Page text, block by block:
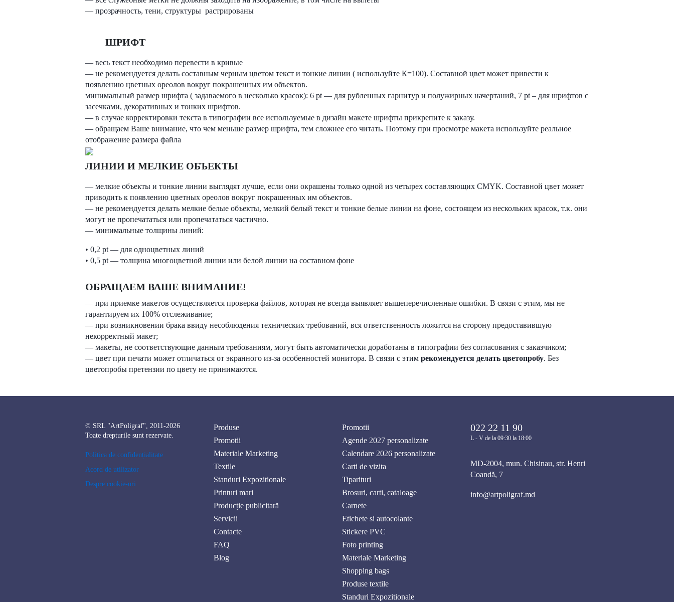
— прозрачность, тени, структуры растрированы
ШРИФТ
— весь текст необходимо перевести в кривые
— не рекомендуется делать составным черным цветом текст и тонкие линии ( используйте К=100). Составной цвет может привести к
появлению цветных ореолов вокруг покрашенных им объектов.
минимальный размер шрифта ( задаваемого в несколько красок): 6 pt — для рубленных гарнитур и полужирных начертаний, 7 pt – для шрифтов с
засечками, декоративных и тонких шрифтов.
— в случае корректировки текста в типографии все используемые в дизайн макете шрифты прикрепите к заказу.
— обращаем Ваше внимание, что чем меньше размер шрифта, тем сложнее его читать. Поэтому при просмотре макета используйте реальное
отображение размера файла
ЛИНИИ И МЕЛКИЕ ОБЪЕКТЫ
— мелкие объекты и тонкие линии выглядят лучше, если они окрашены только одной из четырех составляющих CMYK. Составной цвет может
приводить к появлению цветных ореолов вокруг покрашенных им объектов.
— не рекомендуется делать мелкие белые объекты, мелкий белый текст и тонкие белые линии на фоне, состоящем из нескольких красок, т.к. они
могут не пропечататься или пропечататься частично.
— минимальные толщины линий:
• 0,2 pt — для одноцветных линий
• 0,5 pt — толщина многоцветной линии или белой линии на составном фоне
ОБРАЩАЕМ ВАШЕ ВНИМАНИЕ!
— при приемке макетов осуществляется проверка файлов, которая не всегда выявляет вышеперечисленные ошибки. В связи с этим, мы не
гарантируем их 100% отслеживание;
— при возникновении брака ввиду несоблюдения технических требований, вся ответственность ложится на сторону предоставившую
некорректный макет;
— макеты, не соответствующие данным требованиям, могут быть автоматически доработаны в типографии без согласования с заказчиком;
— цвет при печати может отличаться от экранного из-за особенностей монитора. В связи с этим рекомендуется делать цветопробу. Без
цветопробы претензии по цвету не принимаются.
© SRL "ArtPoligraf", 2011-2026
Toate drepturile sunt rezervate.
Politica de confidențialitate
Acord de utilizator
Despre cookie-uri
Produse
Promotii
Materiale Marketing
Textile
Standuri Expozitionale
Printuri mari
Producție publicitară
Servicii
Contacte
FAQ
Blog
Promotii
Agende 2027 personalizate
Calendare 2026 personalizate
Carti de vizita
Tiparituri
Brosuri, carti, cataloage
Carnete
Etichete si autocolante
Stickere PVC
Foto printing
Materiale Marketing
Shopping bags
Produse textile
Standuri Expozitionale
022 22 11 90
L - V de la 09:30 la 18:00
MD-2004, mun. Chisinau, str. Henri
Coandă, 7
info@artpoligraf.md